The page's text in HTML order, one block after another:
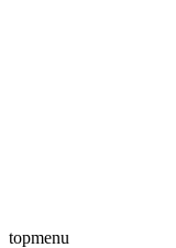
topmenu